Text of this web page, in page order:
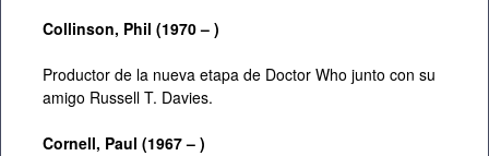
Collinson, Phil (1970 – )
Productor de la nueva etapa de Doctor Who junto con su
amigo Russell T. Davies.
Cornell, Paul (1967 – )